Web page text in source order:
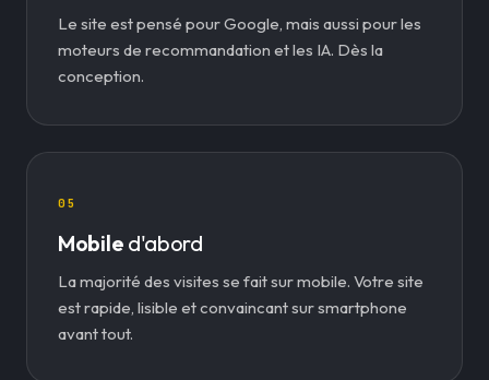
Le site est pensé pour Google, mais aussi pour les
moteurs de recommandation et les IA. Dès la
conception.
05
Mobile d'abord
La majorité des visites se fait sur mobile. Votre site
est rapide, lisible et convaincant sur smartphone
avant tout.